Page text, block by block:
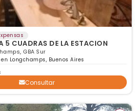
A 5 CUADRAS DE LA ESTACION
GBA Sur
Longchamps, Buenos Aires
Consultar